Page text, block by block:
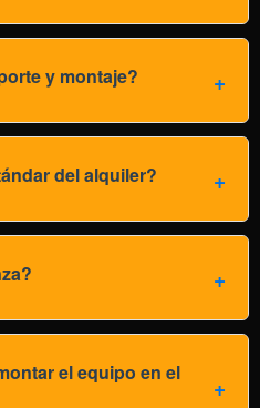
y montaje?
del alquiler?
el equipo en el